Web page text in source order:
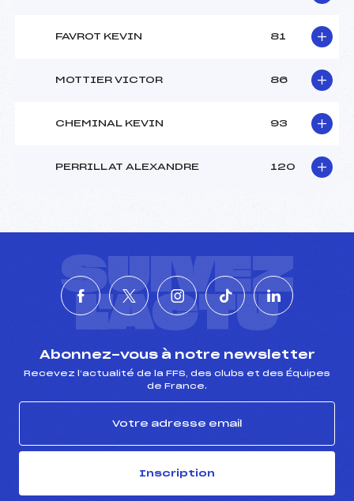
FAVROT KEVIN 81
MOTTIER VICTOR 86
CHEMINAL KEVIN 93
PERRILLAT ALEXANDRE 120
SUIVEZ
L'ACTU
Abonnez-vous à notre newsletter
Recevez l’actualité de la FFS, des clubs et des Équipes
de France.
Inscription